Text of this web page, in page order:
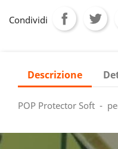
Condividi
Descrizione
POP Protector Soft -